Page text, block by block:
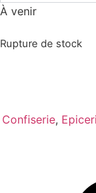
À venir
Rupture de stock
Confiserie,